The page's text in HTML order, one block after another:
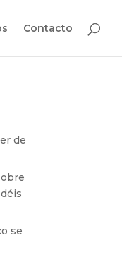
Contacto
de
se